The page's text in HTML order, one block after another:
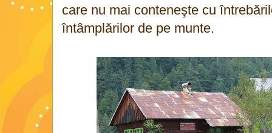
care nu mai conteneşte cu
întâmplărilor de pe munte.